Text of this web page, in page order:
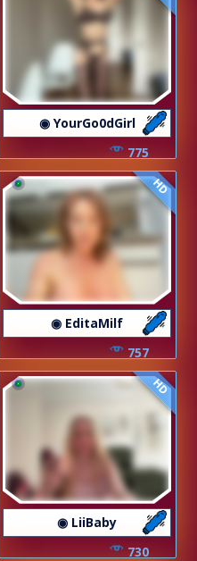
◉ YourGo0dGirl
775
HD
◉ EditaMilf
757
HD
◉ LiiBaby
730